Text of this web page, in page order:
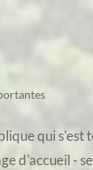
qui
d'accueil -